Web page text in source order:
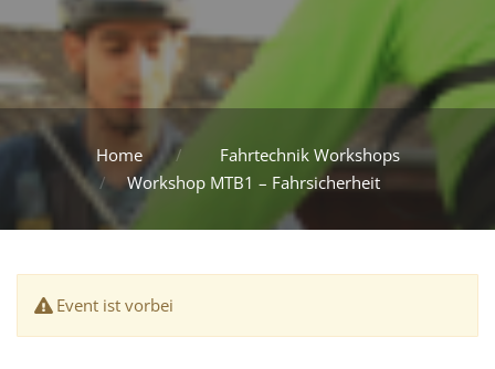
Home
Fahrtechnik Workshops
Workshop MTB1 – Fahrsicherheit
Event ist vorbei